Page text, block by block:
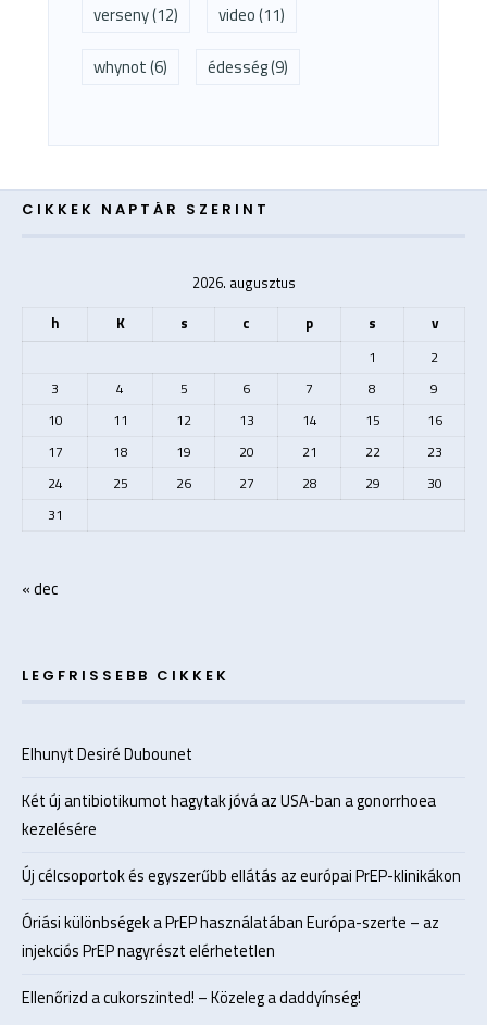
verseny(12) video(11)
whynot(6) édesség(9)
CIKKEK NAPTÁR SZERINT
2026. augusztus
h
K s c p s v
1
2
3
4 5 6 7 8
9
10
11 12 13 14 15
16
17
18 19 20 21 22
23
24
25 26 27 28 29
30
31
« dec
LEGFRISSEBB CIKKEK
Elhunyt Desiré Dubounet
Két új antibiotikumot hagytak jóvá az USA-ban a gonorrhoea
kezelésére
Új célcsoportok és egyszerűbb ellátás az európai PrEP-klinikákon
Óriási különbségek a PrEP használatában Európa-szerte – az
injekciós PrEP nagyrészt elérhetetlen
Ellenőrizd a cukorszinted! – Közeleg a daddyínség!